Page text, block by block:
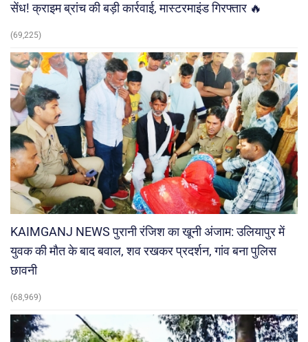
सेंध! क्राइम ब्रांच की बड़ी कार्रवाई, मास्टरमाइंड गिरफ्तार 🔥
(69,225)
KAIMGANJ NEWS पुरानी रंजिश का खूनी अंजाम: उलियापुर में
युवक की मौत के बाद बवाल, शव रखकर प्रदर्शन, गांव बना पुलिस
छावनी
(68,969)